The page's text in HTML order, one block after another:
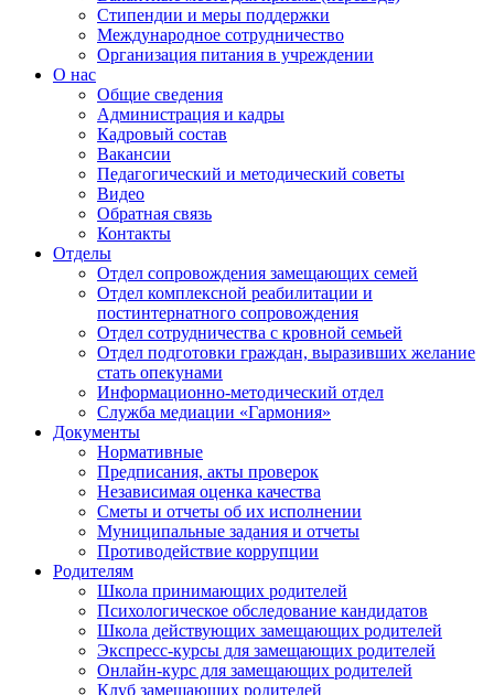
Стипендии и меры поддержки
Международное сотрудничество
Организация питания в учреждении
О нас
Общие сведения
Администрация и кадры
Кадровый состав
Вакансии
Педагогический и методический советы
Видео
Обратная связь
Контакты
Отделы
Отдел сопровождения замещающих семей
Отдел комплексной реабилитации и
постинтернатного сопровождения
Отдел сотрудничества с кровной семьей
Отдел подготовки граждан, выразивших желание
стать опекунами
Информационно-методический отдел
Служба медиации «Гармония»
Документы
Нормативные
Предписания, акты проверок
Независимая оценка качества
Сметы и отчеты об их исполнении
Муниципальные задания и отчеты
Противодействие коррупции
Родителям
Школа принимающих родителей
Психологическое обследование кандидатов
Школа действующих замещающих родителей
Экспресс-курсы для замещающих родителей
Онлайн-курс для замещающих родителей
Клуб замещающих родителей